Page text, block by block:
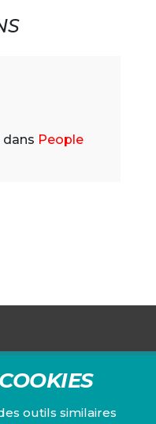
People
outils similaires
wallon